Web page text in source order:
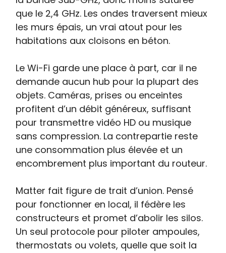
que le 2,4 GHz. Les ondes traversent mieux
les murs épais, un vrai atout pour les
habitations aux cloisons en béton.
Le Wi-Fi garde une place à part, car il ne
demande aucun hub pour la plupart des
objets. Caméras, prises ou enceintes
profitent d’un débit généreux, suffisant
pour transmettre vidéo HD ou musique
sans compression. La contrepartie reste
une consommation plus élevée et un
encombrement plus important du routeur.
Matter fait figure de trait d’union. Pensé
pour fonctionner en local, il fédère les
constructeurs et promet d’abolir les silos.
Un seul protocole pour piloter ampoules,
thermostats ou volets, quelle que soit la